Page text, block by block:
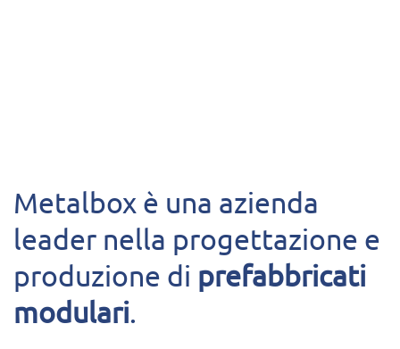
Metalbox è una azienda
leader nella progettazione e
produzione di prefabbricati
modulari.